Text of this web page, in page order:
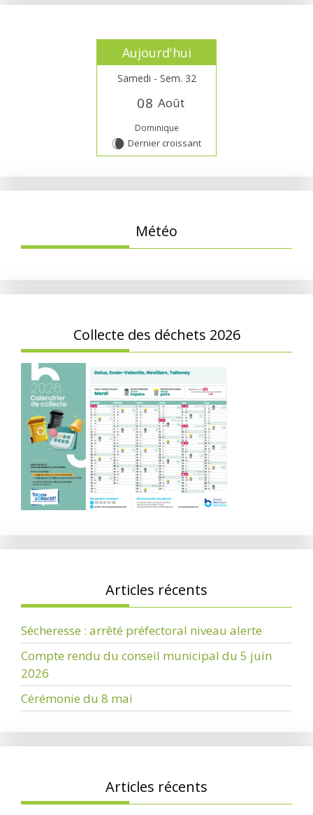
Aujourd'hui
Samedi - Sem. 32
08 Août
Dominique
W Dernier croissant
Météo
Collecte des déchets 2026
Articles récents
Sécheresse : arrêté préfectoral niveau alerte
Compte rendu du conseil municipal du 5 juin
2026
Cérémonie du 8 mai
Articles récents